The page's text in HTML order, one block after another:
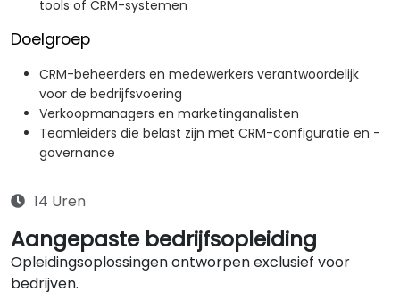
tools of CRM-systemen
Doelgroep
CRM-beheerders en medewerkers verantwoordelijk
voor de bedrijfsvoering
Verkoopmanagers en marketinganalisten
Teamleiders die belast zijn met CRM-configuratie en -
governance
14 Uren
Aangepaste bedrijfsopleiding
Opleidingsoplossingen ontworpen exclusief voor
bedrijven.